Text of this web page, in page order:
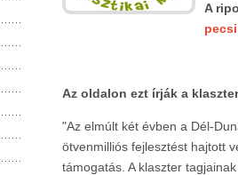
A
Az oldalon ezt írják a
"Az elmúlt két évben a Dél-
ötvenmilliós fejlesztést hajtott
támogatás. A klaszter